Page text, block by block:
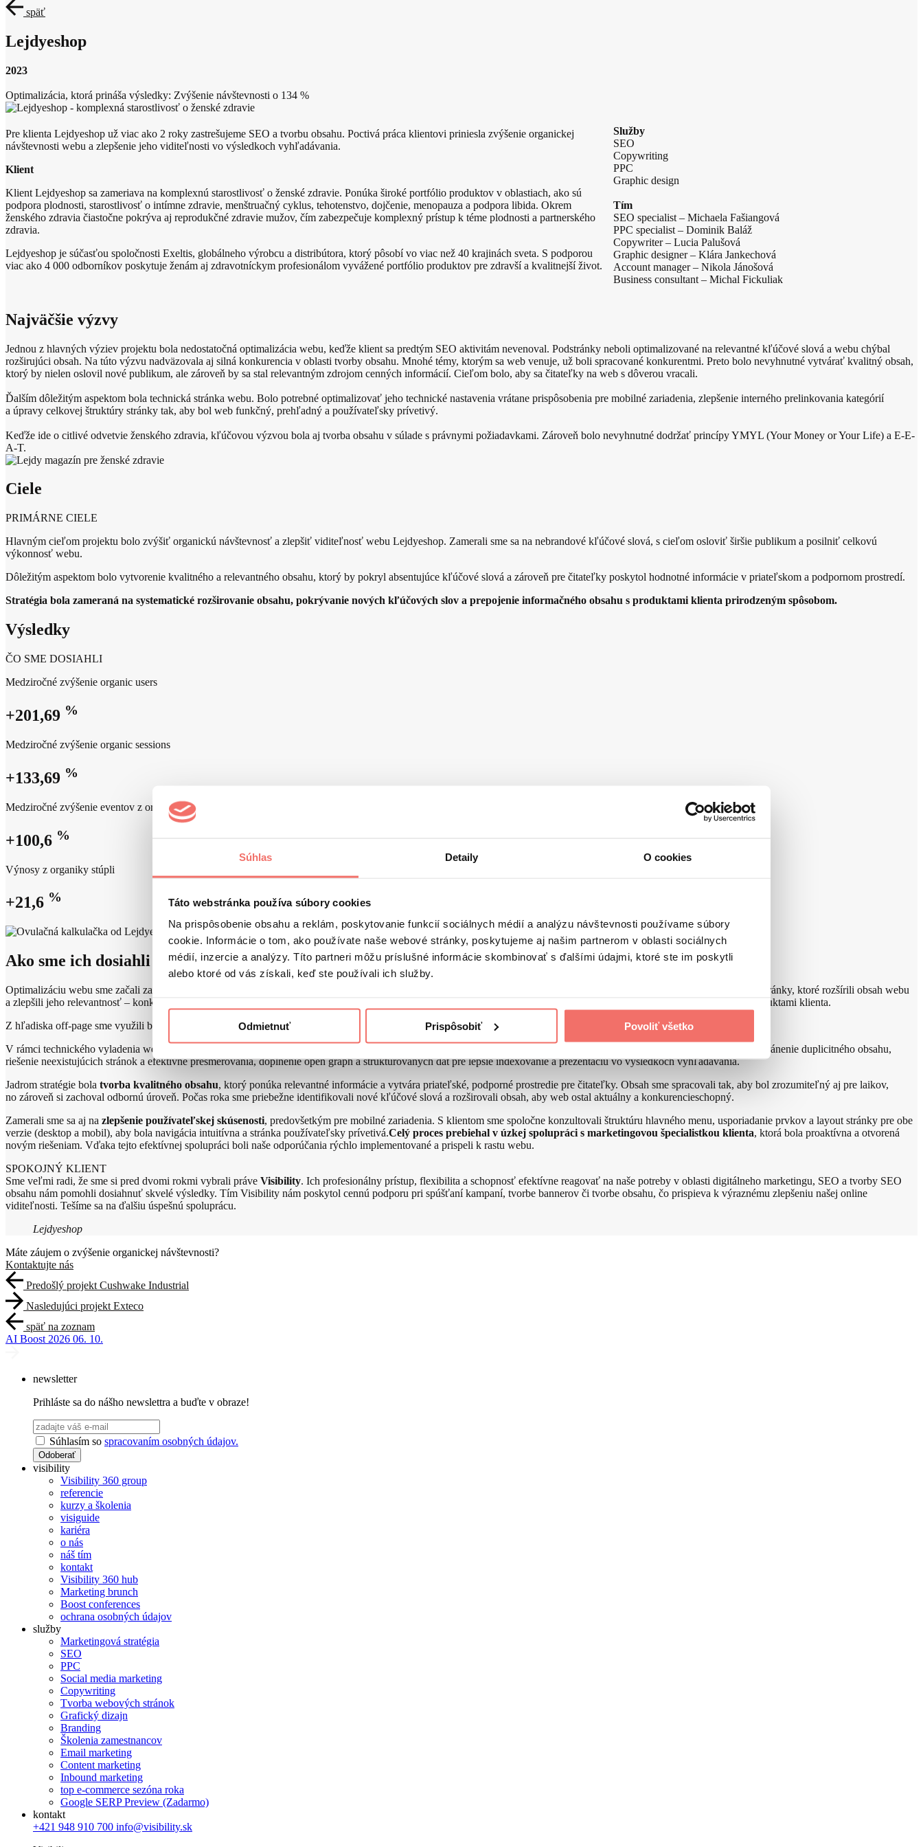
Súhlas Detaily O cookies
Táto webstránka používa súbory cookies
Na prispôsobenie obsahu a reklám, poskytovanie funkcií sociálnych médií a analýzu návštevnosti používame súbory
cookie. Informácie o tom, ako používate naše webové stránky, poskytujeme aj našim partnerom v oblasti sociálnych
médií, inzercie a analýzy. Títo partneri môžu príslušné informácie skombinovať s ďalšími údajmi, ktoré ste im poskytli
alebo ktoré od vás získali, keď ste používali ich služby.
Odmietnuť Prispôsobiť Povoliť všetko
späť
Lejdyeshop
2023
Optimalizácia, ktorá prináša výsledky: Zvýšenie návštevnosti o 134 %
Pre klienta Lejdyeshop už viac ako 2 roky zastrešujeme SEO a tvorbu obsahu. Poctivá práca klientovi priniesla zvýšenie organickej
návštevnosti webu a zlepšenie jeho viditeľnosti vo výsledkoch vyhľadávania.
Klient
Klient Lejdyeshop sa zameriava na komplexnú starostlivosť o ženské zdravie. Ponúka široké portfólio produktov v oblastiach, ako sú
podpora plodnosti, starostlivosť o intímne zdravie, menštruačný cyklus, tehotenstvo, dojčenie, menopauza a podpora libida. Okrem
ženského zdravia čiastočne pokrýva aj reprodukčné zdravie mužov, čím zabezpečuje komplexný prístup k téme plodnosti a partnerského
zdravia.
Lejdyeshop je súčasťou spoločnosti Exeltis, globálneho výrobcu a distribútora, ktorý pôsobí vo viac než 40 krajinách sveta. S podporou
viac ako 4 000 odborníkov poskytuje ženám aj zdravotníckym profesionálom vyvážené portfólio produktov pre zdravší a kvalitnejší život.
Služby
SEO
Copywriting
PPC
Graphic design
Tím
SEO specialist – Michaela Fašiangová
PPC specialist – Dominik Baláž
Copywriter – Lucia Palušová
Graphic designer – Klára Jankechová
Account manager – Nikola Jánošová
Business consultant – Michal Fickuliak
Najväčšie výzvy
Jednou z hlavných výziev projektu bola nedostatočná optimalizácia webu, keďže klient sa predtým SEO aktivitám nevenoval. Podstránky neboli optimalizované na relevantné kľúčové slová a webu chýbal
rozširujúci obsah. Na túto výzvu nadväzovala aj silná konkurencia v oblasti tvorby obsahu. Mnohé témy, ktorým sa web venuje, už boli spracované konkurentmi. Preto bolo nevyhnutné vytvárať kvalitný obsah,
ktorý by nielen oslovil nové publikum, ale zároveň by sa stal relevantným zdrojom cenných informácií. Cieľom bolo, aby sa čitateľky na web s dôverou vracali.
Ďalším dôležitým aspektom bola technická stránka webu. Bolo potrebné optimalizovať jeho technické nastavenia vrátane prispôsobenia pre mobilné zariadenia, zlepšenie interného prelinkovania kategórií
a úpravy celkovej štruktúry stránky tak, aby bol web funkčný, prehľadný a používateľsky prívetivý.
Keďže ide o citlivé odvetvie ženského zdravia, kľúčovou výzvou bola aj tvorba obsahu v súlade s právnymi požiadavkami. Zároveň bolo nevyhnutné dodržať princípy YMYL (Your Money or Your Life) a E-E-
A-T.
Ciele
PRIMÁRNE CIELE
Hlavným cieľom projektu bolo zvýšiť organickú návštevnosť a zlepšiť viditeľnosť webu Lejdyeshop. Zamerali sme sa na nebrandové kľúčové slová, s cieľom osloviť širšie publikum a posilniť celkovú
výkonnosť webu.
Dôležitým aspektom bolo vytvorenie kvalitného a relevantného obsahu, ktorý by pokryl absentujúce kľúčové slová a zároveň pre čitateľky poskytol hodnotné informácie v priateľskom a podpornom prostredí.
Stratégia bola zameraná na systematické rozširovanie obsahu, pokrývanie nových kľúčových slov a prepojenie informačného obsahu s produktami klienta prirodzeným spôsobom.
Výsledky
ČO SME DOSIAHLI
Medziročné zvýšenie organic users
+201,69 %
Medziročné zvýšenie organic sessions
+133,69 %
Medziročné zvýšenie eventov z organiky
+100,6 %
Výnosy z organiky stúpli
+21,6 %
Ako sme ich dosiahli
Optimalizáciu webu sme začali zameraním sa na nebrandové kľúčové slová, keďže ranking na brandové kľúčové slová bol dostatočne pokrytý produktami. Navrhli sme nové stránky, ktoré rozšírili obsah webu
a zlepšili jeho relevantnosť – konkrétne
. Tieto nástroje pomohli osloviť širšie publikum a prirodzene prepájať informačný obsah s produktami klienta.
Z hľadiska off-page sme využili bežné i pokročilé metódy linkbuildingu.
V rámci technického vyladenia webu sme vykonali
, ktorý odhalil viaceré oblasti na zlepšenie. Kľúčové zmeny zahŕňali zrýchlenie načítania stránky, odstránenie duplicitného obsahu,
riešenie neexistujúcich stránok a efektívne presmerovania, doplnenie open graph a štruktúrovaných dát pre lepšie indexovanie a prezentáciu vo výsledkoch vyhľadávania.
Jadrom stratégie bola tvorba kvalitného obsahu, ktorý ponúka relevantné informácie a vytvára priateľské, podporné prostredie pre čitateľky. Obsah sme spracovali tak, aby bol zrozumiteľný aj pre laikov,
no zároveň si zachoval odbornú úroveň. Počas roka sme priebežne identifikovali nové kľúčové slová a rozširovali obsah, aby web ostal aktuálny a konkurencieschopný.
Zamerali sme sa aj na zlepšenie používateľskej skúsenosti, predovšetkým pre mobilné zariadenia. S klientom sme spoločne konzultovali štruktúru hlavného menu, usporiadanie prvkov a layout stránky pre obe
verzie (desktop a mobil), aby bola navigácia intuitívna a stránka používateľsky prívetivá.Celý proces prebiehal v úzkej spolupráci s marketingovou špecialistkou klienta, ktorá bola proaktívna a otvorená
novým riešeniam. Vďaka tejto efektívnej spolupráci boli naše odporúčania rýchlo implementované a prispeli k rastu webu.
SPOKOJNÝ KLIENT
Sme veľmi radi, že sme si pred dvomi rokmi vybrali práve Visibility. Ich profesionálny prístup, flexibilita a schopnosť efektívne reagovať na naše potreby v oblasti digitálneho marketingu, SEO a tvorby SEO
obsahu nám pomohli dosiahnuť skvelé výsledky. Tím Visibility nám poskytol cennú podporu pri spúšťaní kampaní, tvorbe bannerov či tvorbe obsahu, čo prispieva k výraznému zlepšeniu našej online
viditeľnosti. Tešíme sa na ďalšiu úspešnú spoluprácu.
Lejdyeshop
Máte záujem o zvýšenie organickej návštevnosti?
Kontaktujte nás
Predošlý projekt Cushwake Industrial
Nasledujúci projekt Exteco
späť na zoznam
AI Boost 2026 06. 10.
newsletter
Prihláste sa do nášho newslettra a buďte v obraze!
Súhlasím so spracovaním osobných údajov.
Odoberať
visibility
Visibility 360 group
referencie
kurzy a školenia
visiguide
kariéra
o nás
náš tím
kontakt
Visibility 360 hub
Marketing brunch
Boost conferences
ochrana osobných údajov
služby
Marketingová stratégia
SEO
PPC
Social media marketing
Copywriting
Tvorba webových stránok
Grafický dizajn
Branding
Školenia zamestnancov
Email marketing
Content marketing
Inbound marketing
top e-commerce sezóna roka
Google SERP Preview (Zadarmo)
kontakt
+421 948 910 700 info@visibility.sk